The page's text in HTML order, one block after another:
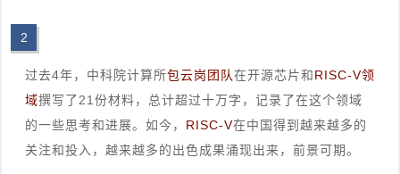
2
过去4年，中科院计算所包云岗团队在开源芯片和RISC-V领
域撰写了21份材料，总计超过十万字，记录了在这个领域
的一些思考和进展。如今， RISC-V在中国得到越来越多的
关注和投入，越来越多的出色成果涌现出来，前景可期。